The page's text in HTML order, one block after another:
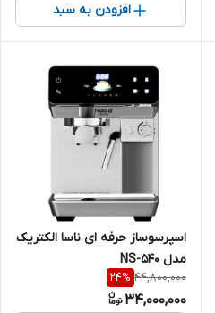
افزودن به سبد
اسپرسوساز حرفه ای ناسا الکتریک
مدل NS-540
44,800,000
24%
34,000,000